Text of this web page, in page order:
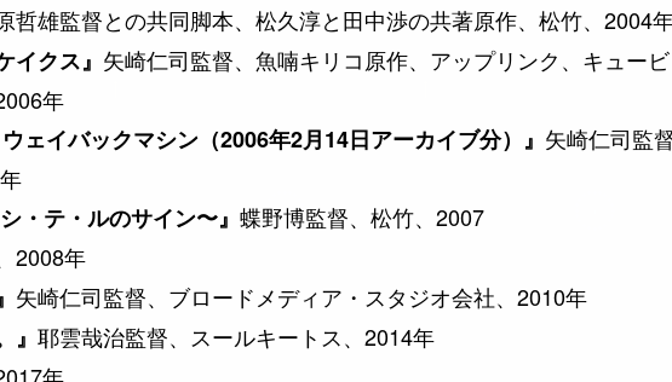
哲雄監督との共同脚本、松久淳と田中渉の共著原作、松竹、2004
イクス』 矢崎仁司監督、魚喃キリコ原作、アップリンク、キュービ
年
ウェイバックマシン（2006年2月14日アーカイブ分）』 矢崎仁司監
・テ・ルのサイン〜』 蝶野博監督、松竹、2007
2008年
矢崎仁司監督、ブロードメディア・スタジオ会社、2010年
』 耶雲哉治監督、スールキートス、2014年